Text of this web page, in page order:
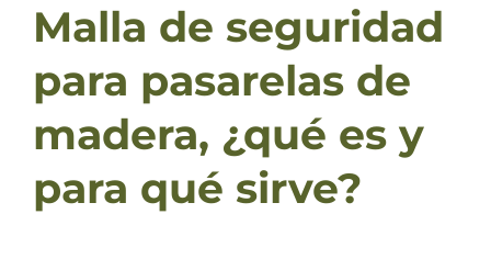
Malla de seguridad
para pasarelas de
madera, ¿qué es y
para qué sirve?